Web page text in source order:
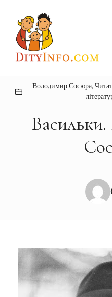
вмісту
Володимир Сосюра,